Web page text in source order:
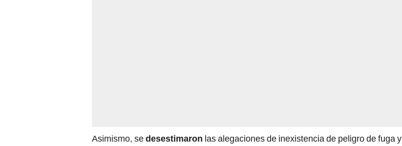
Asimismo, sedesestimaron las alegaciones de inexistencia de peligro de fuga y